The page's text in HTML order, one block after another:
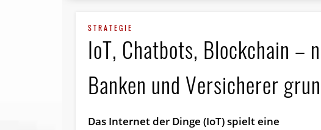
STRATEGIE
IoT, Chatbots, Blockchain –
Banken und Versicherer
Das Internet der Dinge (IoT) spielt eine